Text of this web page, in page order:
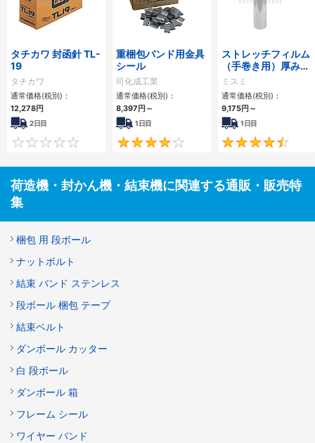
タチカワ 封函針 TL-
19
タチカワ
通常価格(税別)：
12,278円
2日目
0
重梱包バンド用金具
シール
司化成工業
通常価格(税別)：
8,397円 ～
1日目
4
ストレッチフィルム
（手巻き用）厚み
8μm・12μm・
15μm・18μm
ミスミ
通常価格(税別)：
9,175円 ～
1日目
荷造機・封かん機・結束機に関連する通販・販売特
集
梱包 用 段ボール
ナットボルト
結束 バンド ステンレス
段ボール 梱包 テープ
結束ベルト
ダンボール カッター
白 段ボール
ダンボール 箱
フレーム シール
ワイヤー バンド